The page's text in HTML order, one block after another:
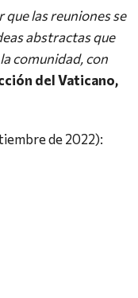
las reuniones se
abstractas que
comunidad, con
del Vaticano,
de 2022):